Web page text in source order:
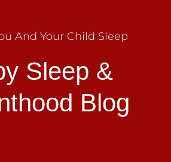
And Your Child Sleep
Sleep &
Blog